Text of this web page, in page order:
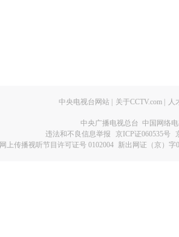
中央电视台网站 关于CCTV.com 人
中央广播电视总台 中国网络
违法和不良信息举报
京ICP证060535号
网上传播视听节目许可证号 0102004 新出网证（京）